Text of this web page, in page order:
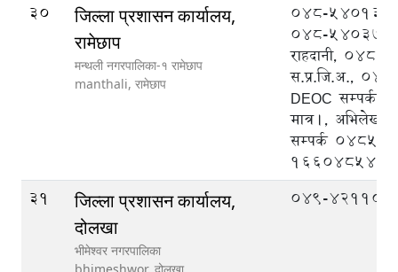
30
जिल्ला प्रशासन कार्यालय,
रामेछाप
मन्थली नगरपालिका-१ रामेछाप
manthali, रामेछाप
048-540133
048-540370
राहदानी,
स.प्र.जि.अ.,
DEOC सम्पर्कका
मात्र।,
सम्पर्क
31
जिल्ला प्रशासन कार्यालय,
दोलखा
भीमेश्वर नगरपालिका
049-421104